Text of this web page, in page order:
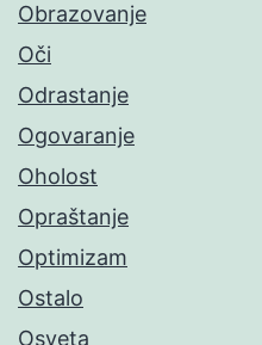
Obrazovanje
Oči
Odrastanje
Ogovaranje
Oholost
Opraštanje
Optimizam
Ostalo
Osveta